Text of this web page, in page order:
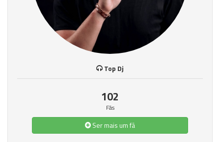
Top Dj
102
Fãs
Ser mais um fã